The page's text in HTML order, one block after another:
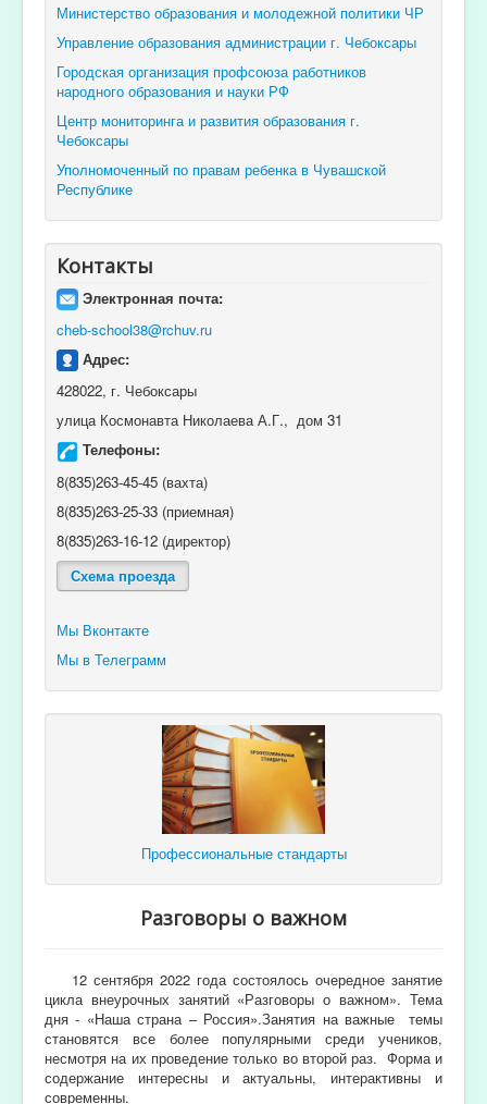
Министерство образования и молодежной политики ЧР
Управление образования администрации г. Чебоксары
Городская организация профсоюза работников
народного образования и науки РФ
Центр мониторинга и развития образования г.
Чебоксары
Уполномоченный по правам ребенка в Чувашской
Республике
Контакты
Электронная почта:
cheb-school38@rchuv.ru
Адрес:
428022, г. Чебоксары
улица Космонавта Николаева А.Г., дом 31
Телефоны:
8(835)263-45-45 (вахта)
8(835)263-25-33 (приемная)
8(835)263-16-12 (директор)
Схема проезда
Мы Вконтакте
Мы в Телеграмм
Профессиональные стандарты
Разговоры о важном
12 сентября 2022 года состоялось очередное занятие
цикла внеурочных занятий «Разговоры о важном». Тема
дня - «Наша страна – Россия».Занятия на важные темы
становятся все более популярными среди учеников,
несмотря на их проведение только во второй раз. Форма и
содержание интересны и актуальны, интерактивны и
современны.